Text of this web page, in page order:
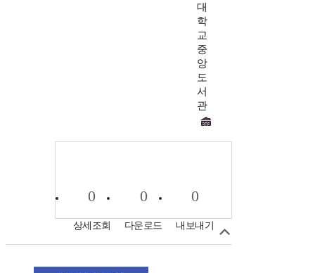
대
학
교
중
앙
도
서
관
0
상세조회
0
다운로드
0
내보내기